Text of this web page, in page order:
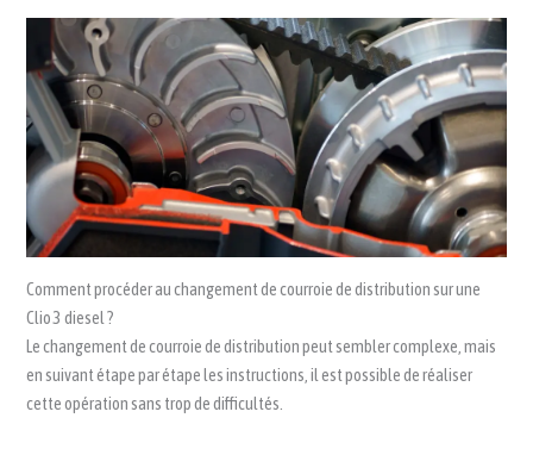
Comment procéder au changement de courroie de distribution sur une
Clio 3 diesel ?
Le changement de courroie de distribution peut sembler complexe, mais
en suivant étape par étape les instructions, il est possible de réaliser
cette opération sans trop de difficultés.